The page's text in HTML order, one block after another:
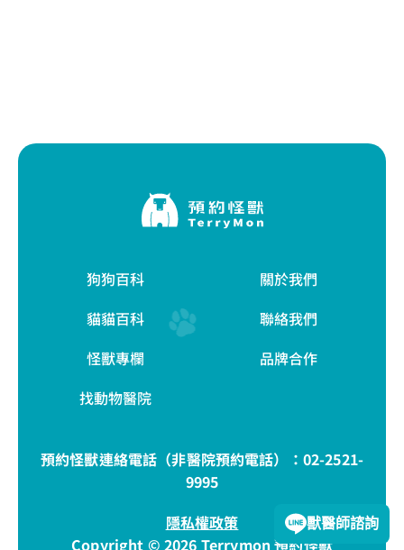
狗狗百科
貓貓百科
怪獸專欄
找動物醫院
關於我們
聯絡我們
品牌合作
預約怪獸連絡電話（非醫院預約電話）： 02-2521-
9995
隱私權政策
Copyright © 2026 Terrymon 預約怪獸
獸醫師諮詢